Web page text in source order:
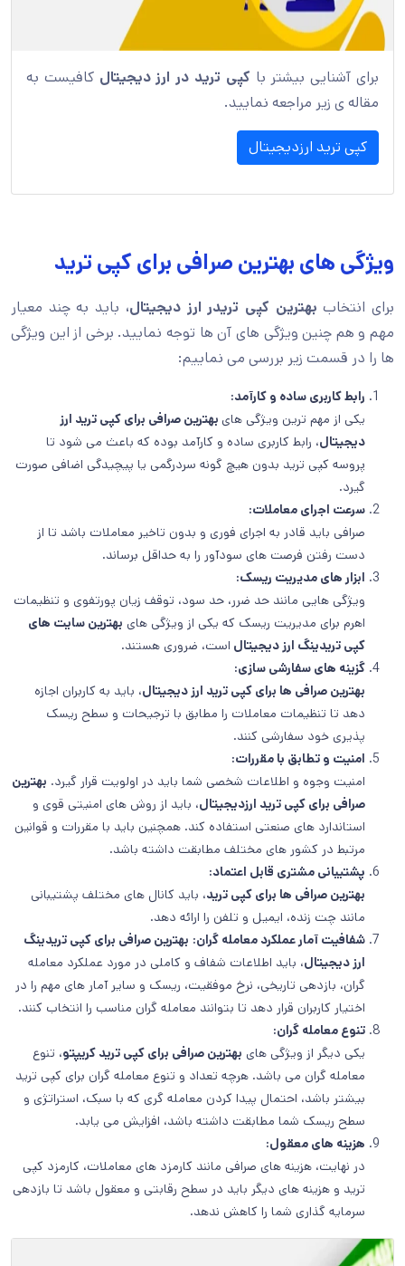
برای آشنایی بیشتر با کپی ترید در ارز دیجیتال کافیست به
مقاله ی زیر مراجعه نمایید.
کپی ترید ارزدیجیتال
ویژگی های بهترین صرافی برای کپی ترید
برای انتخاببهترین کپی تریدر ارز دیجیتال، باید به چند معیار
مهم و هم چنین ویژگی های آن ها توجه نمایید. برخی از این ویژگی
ها را در قسمت زیر بررسی می نماییم:
رابط کاربری ساده و کارآمد:
یکی از مهم ترین ویژگی های بهترین صرافی برای کپی ترید ارز
دیجیتال، رابط کاربری ساده و کارآمد بوده که باعث می شود تا
پروسه کپی ترید بدون هیچ گونه سردرگمی یا پیچیدگی اضافی صورت
گیرد.
سرعت اجرای معاملات:
صرافی باید قادر به اجرای فوری و بدون تاخیر معاملات باشد تا از
دست رفتن فرصت های سودآور را به حداقل برساند.
ابزار های مدیریت ریسک:
ویژگی هایی مانند حد ضرر، حد سود، توقف زیان پورتفوی و تنظیمات
اهرم برای مدیریت ریسک که یکی از ویژگی های بهترین سایت های
کپی تریدینگ ارز دیجیتال است، ضروری هستند.
گزینه های سفارشی سازی:
بهترین صرافی ها برای کپی ترید ارز دیجیتال، باید به کاربران اجازه
دهد تا تنظیمات معاملات را مطابق با ترجیحات و سطح ریسک
پذیری خود سفارشی کنند.
امنیت و تطابق با مقررات:
امنیت وجوه و اطلاعات شخصی شما باید در اولویت قرار گیرد. بهترین
صرافی برای کپی ترید ارزدیجیتال، باید از روش های امنیتی قوی و
استاندارد های صنعتی استفاده کند. همچنین باید با مقررات و قوانین
مرتبط در کشور های مختلف مطابقت داشته باشد.
پشتیبانی مشتری قابل اعتماد:
بهترین صرافی ها برای کپی ترید، باید کانال های مختلف پشتیبانی
مانند چت زنده، ایمیل و تلفن را ارائه دهد.
شفافیت آمار عملکرد معامله گران: بهترین صرافی برای کپی تریدینگ
ارز دیجیتال، باید اطلاعات شفاف و کاملی در مورد عملکرد معامله
گران، بازدهی تاریخی، نرخ موفقیت، ریسک و سایر آمار های مهم را در
اختیار کاربران قرار دهد تا بتوانند معامله گران مناسب را انتخاب کنند.
تنوع معامله گران:
یکی دیگر از ویژگی های بهترین صرافی برای کپی ترید کریپتو، تنوع
معامله گران می باشد. هرچه تعداد و تنوع معامله گران برای کپی ترید
بیشتر باشد، احتمال پیدا کردن معامله گری که با سبک، استراتژی و
سطح ریسک شما مطابقت داشته باشد، افزایش می یابد.
هزینه های معقول:
در نهایت، هزینه های صرافی مانند کارمزد های معاملات، کارمزد کپی
ترید و هزینه های دیگر باید در سطح رقابتی و معقول باشد تا بازدهی
سرمایه گذاری شما را کاهش ندهد.